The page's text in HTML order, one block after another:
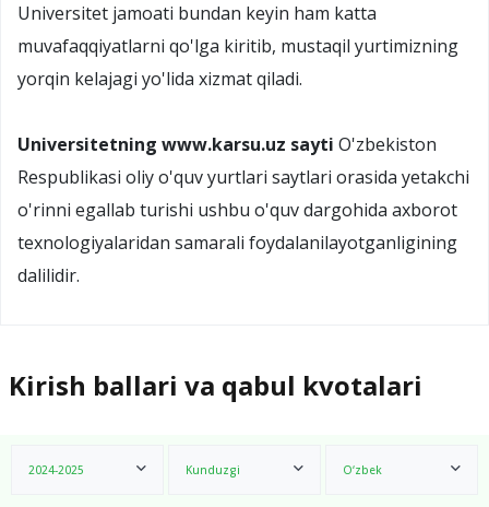
Universitet jamoati bundan keyin ham katta
muvafaqqiyatlarni qo'lga kiritib, mustaqil yurtimizning
yorqin kelajagi yo'lida xizmat qiladi.
Universitetning www.karsu.uz sayti O'zbekiston
Respublikasi oliy o'quv yurtlari saytlari orasida yetakchi
o'rinni egallab turishi ushbu o'quv dargohida axborot
texnologiyalaridan samarali foydalanilayotganligining
dalilidir.
Kirish ballari va qabul kvotalari
2024-2025 Kunduzgi O‘zbek